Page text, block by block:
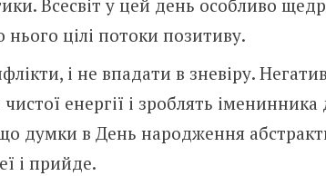
Всесвіт у цей день особливо
цілі потоки позитиву.
і не впадати в зневіру.
енергії і зроблять
думки в День народження
і прийде.